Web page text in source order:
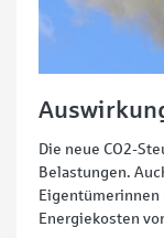
Die neue CO2-
Belastungen.
Eigentümerinnen
Energiekosten